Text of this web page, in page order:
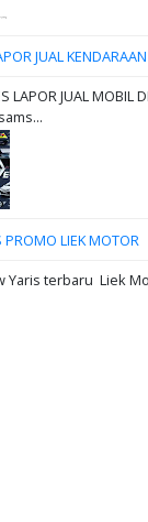
JUAL
LAPOR JUAL
PROMO LIEK MOTOR
Yaris terbaru Liek